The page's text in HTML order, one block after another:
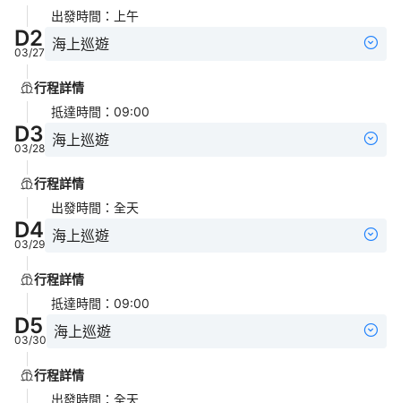
出發時間 ： 上午
D2
03/27 海上巡遊
行程詳情
抵達時間 ： 09:00
D3
03/28 海上巡遊
行程詳情
出發時間 ： 全天
D4
03/29 海上巡遊
行程詳情
抵達時間 ： 09:00
D5
03/30 海上巡遊
行程詳情
出發時間 ： 全天